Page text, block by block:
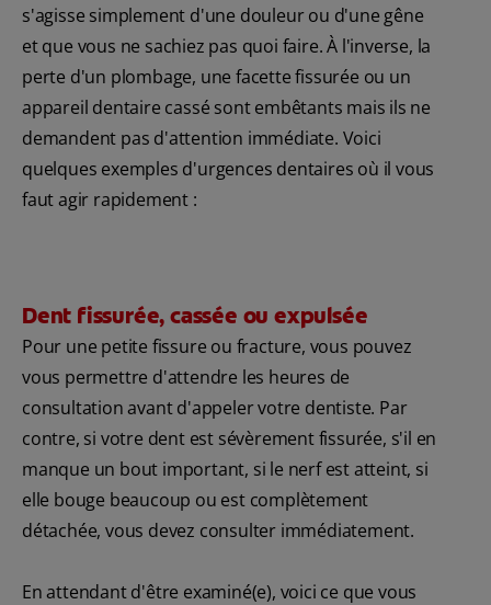
s'agisse simplement d'une douleur ou d'une gêne
et que vous ne sachiez pas quoi faire. À l'inverse, la
perte d'un plombage, une facette fissurée ou un
appareil dentaire cassé sont embêtants mais ils ne
demandent pas d'attention immédiate. Voici
quelques exemples d'urgences dentaires où il vous
faut agir rapidement :
Dent fissurée, cassée ou expulsée
Pour une petite fissure ou fracture, vous pouvez
vous permettre d'attendre les heures de
consultation avant d'appeler votre dentiste. Par
contre, si votre dent est sévèrement fissurée, s'il en
manque un bout important, si le nerf est atteint, si
elle bouge beaucoup ou est complètement
détachée, vous devez consulter immédiatement.
En attendant d'être examiné(e), voici ce que vous